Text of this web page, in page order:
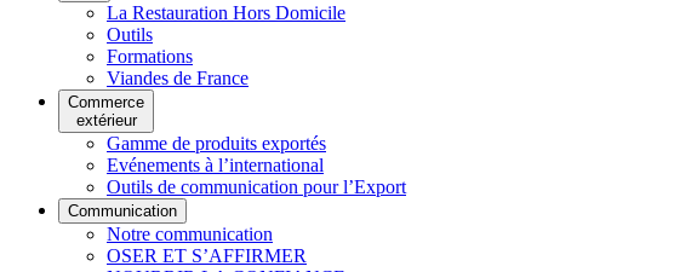
La Restauration Hors Domicile
Outils
Formations
Viandes de France
Commerce
extérieur
Gamme de produits exportés
Evénements à l’international
Outils de communication pour l’Export
Communication
Notre communication
OSER ET S’AFFIRMER